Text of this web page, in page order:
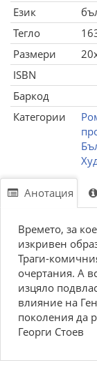
Език
Тегло
Размери
ISBN
Баркод
Категории
Анотация
Времето, за
изкривен
Траги-
очертания. А
изцяло
влияние на
поколения да
Георги Стоев